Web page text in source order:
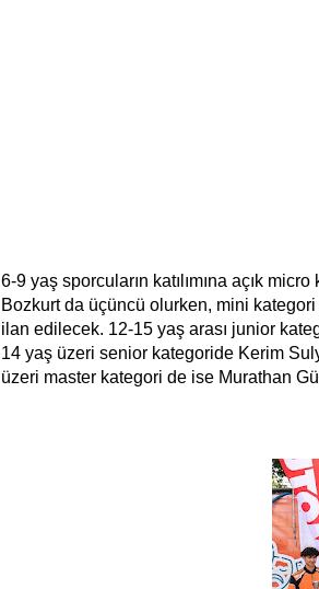
6-9 yaş sporcuların katılımına açık
Bozkurt da üçüncü olurken, mini
ilan edilecek. 12-15 yaş arası junior
14 yaş üzeri senior kategoride Kerim
üzeri master kategori de ise Murathan